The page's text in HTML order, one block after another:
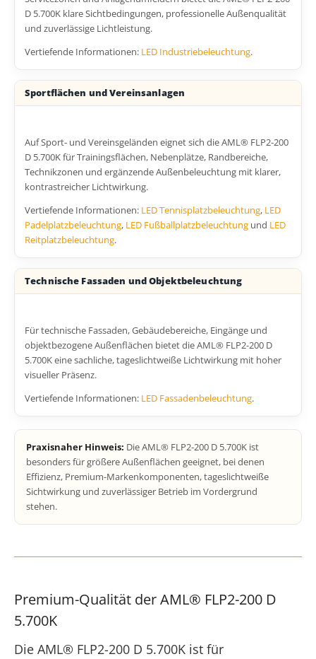
D 5.700K klare Sichtbedingungen, professionelle Außenqualität
und zuverlässige Lichtleistung.
Vertiefende Informationen: LED Industriebeleuchtung.
Sportflächen und Vereinsanlagen
Auf Sport- und Vereinsgeländen eignet sich die AML® FLP2-200
D 5.700K für Trainingsflächen, Nebenplätze, Randbereiche,
Technikzonen und ergänzende Außenbeleuchtung mit klarer,
kontrastreicher Lichtwirkung.
Vertiefende Informationen: LED Tennisplatzbeleuchtung, LED
Padelplatzbeleuchtung, LED Fußballplatzbeleuchtung und LED
Reitplatzbeleuchtung.
Technische Fassaden und Objektbeleuchtung
Für technische Fassaden, Gebäudebereiche, Eingänge und
objektbezogene Außenflächen bietet die AML® FLP2-200 D
5.700K eine sachliche, tageslichtweiße Lichtwirkung mit hoher
visueller Präsenz.
Vertiefende Informationen: LED Fassadenbeleuchtung.
Praxisnaher Hinweis: Die AML® FLP2-200 D 5.700K ist
besonders für größere Außenflächen geeignet, bei denen
Effizienz, Premium-Markenkomponenten, tageslichtweiße
Sichtwirkung und zuverlässiger Betrieb im Vordergrund
stehen.
Premium-Qualität der AML® FLP2-200 D
5.700K
Die AML® FLP2-200 D 5.700K ist für